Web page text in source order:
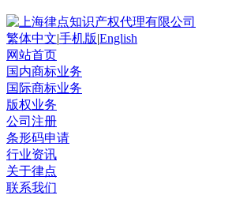
繁体中文|手机版|English
网站首页
国内商标业务
国际商标业务
版权业务
公司注册
条形码申请
行业资讯
关于律点
联系我们